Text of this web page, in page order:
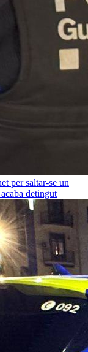
per saltar-se un
detingut